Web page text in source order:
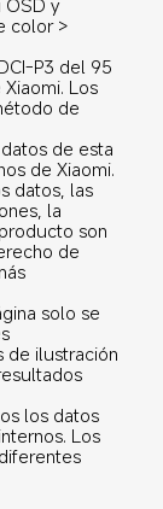
OSD y
color >
P3 del 95
Los
de
de esta
de Xiaomi.
datos, las
la
son
de
solo se
de ilustración
los datos
Los